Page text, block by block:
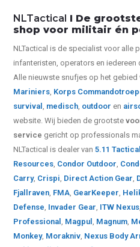
NLTactical I De
shop voor militair én
NLTactical is de specialist voor alle
infanteristen, operators en
Alle nieuwste snufjes op het gebied
Mariniers, Korps
survival, medisch, outdoor en
website.Wij bieden de grootste
service gericht op professionals
NLTactical is dealer van5.11
Resources, Condor Outdoor,
Carry, Crispi, Direct Action Gear,
Fjallraven, FMA, GearKeeper,
Defense, Invader Gear, ITW Nexus,
Professional, Magpul, Magnum,
Monkey, Morakniv, Nexus Body